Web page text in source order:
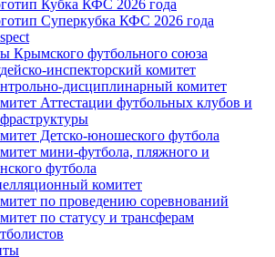
Кубка КФС 2026 года
Суперкубка КФС 2026 года
Крымского футбольного союза
инспекторский комитет
дисциплинарный комитет
Аттестации футбольных клубов и
Детско-юношеского футбола
мини-футбола, пляжного и
футбола
комитет
по проведению соревнований
по статусу и трансферам